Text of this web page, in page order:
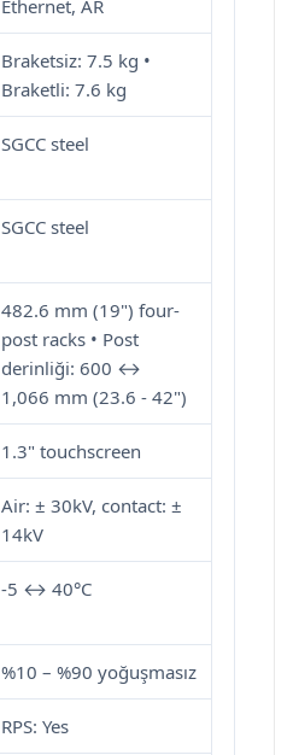
Ethernet, AR
Braketsiz: 7.5 kg •
Braketli: 7.6 kg
SGCC steel
SGCC steel
482.6 mm (19") four-
post racks • Post
derinliği: 600 ↔
1,066 mm (23.6 - 42")
1.3" touchscreen
Air: ± 30kV, contact: ±
14kV
-5 ↔ 40°C
%10 – %90 yoğuşmasız
RPS: Yes